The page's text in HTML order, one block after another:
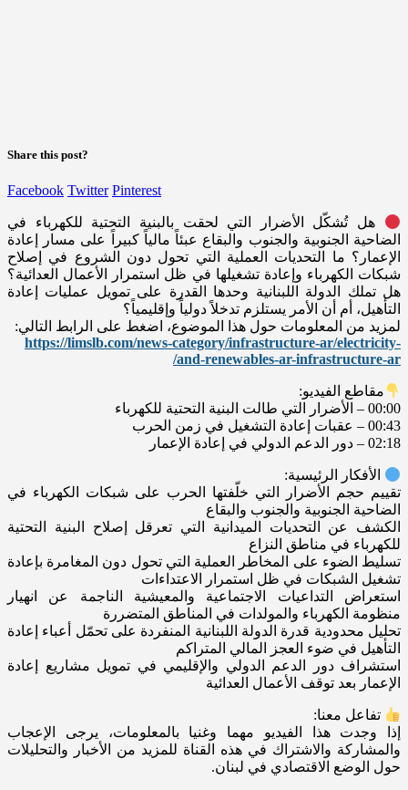
Share this post?
Facebook Twitter Pinterest
هل تُشكّل الأضرار التي لحقت بالبنية التحتية للكهرباء في
الضاحية الجنوبية والجنوب والبقاع عبئاً مالياً كبيراً على مسار إعادة
الإعمار؟ ما التحديات العملية التي تحول دون الشروع في إصلاح
شبكات الكهرباء وإعادة تشغيلها في ظل استمرار الأعمال العدائية؟
هل تملك الدولة اللبنانية وحدها القدرة على تمويل عمليات إعادة
التأهيل، أم أن الأمر يستلزم تدخلاً دولياً وإقليمياً؟
لمزيد من المعلومات حول هذا الموضوع، اضغط على الرابط التالي:
https://limslb.com/news-category/infrastructure-ar/electricity-
and-renewables-ar-infrastructure-ar/
مقاطع الفيديو:
00:00 – الأضرار التي طالت البنية التحتية للكهرباء
00:43 – عقبات إعادة التشغيل في زمن الحرب
02:18 – دور الدعم الدولي في إعادة الإعمار
الأفكار الرئيسية:
تقييم حجم الأضرار التي خلّفتها الحرب على شبكات الكهرباء في
الضاحية الجنوبية والجنوب والبقاع
الكشف عن التحديات الميدانية التي تعرقل إصلاح البنية التحتية
للكهرباء في مناطق النزاع
تسليط الضوء على المخاطر العملية التي تحول دون المغامرة بإعادة
تشغيل الشبكات في ظل استمرار الاعتداءات
استعراض التداعيات الاجتماعية والمعيشية الناجمة عن انهيار
منظومة الكهرباء والمولدات في المناطق المتضررة
تحليل محدودية قدرة الدولة اللبنانية المنفردة على تحمّل أعباء إعادة
التأهيل في ضوء العجز المالي المتراكم
استشراف دور الدعم الدولي والإقليمي في تمويل مشاريع إعادة
الإعمار بعد توقف الأعمال العدائية
تفاعل معنا:
إذا وجدت هذا الفيديو مهما وغنيا بالمعلومات، يرجى الإعجاب
والمشاركة والاشتراك في هذه القناة للمزيد من الأخبار والتحليلات
حول الوضع الاقتصادي في لبنان.